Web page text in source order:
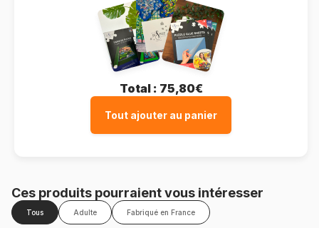
Total : 75,80€
Tout ajouter au panier
Ces produits pourraient vous intéresser
Tous Adulte Fabriqué en France